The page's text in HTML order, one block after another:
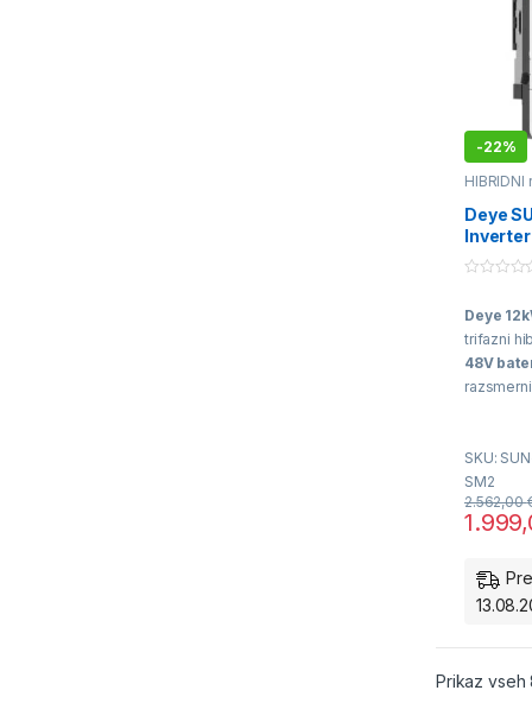
-22%
Deye
Inverter
LV
u
o
f
5
Deye
trifazni
48V
Moč:
SKU:
SM2
2.562,00
Prikaz vseh